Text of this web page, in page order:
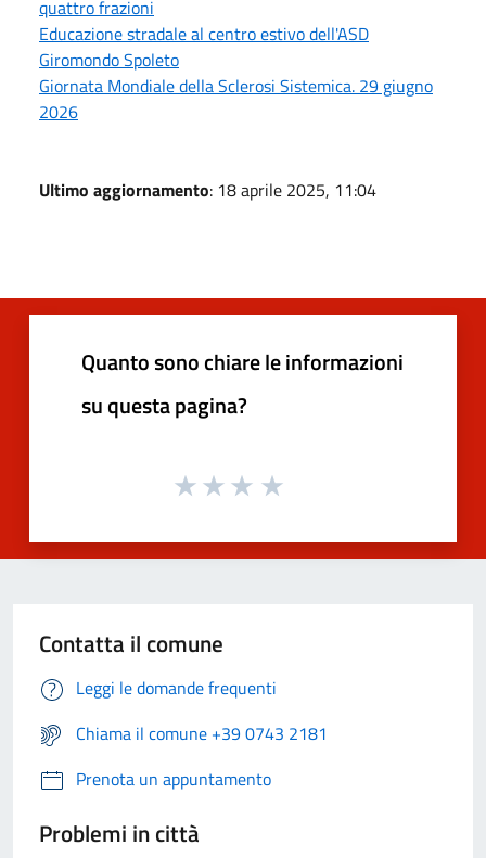
quattro frazioni
Educazione stradale al centro estivo dell'ASD
Giromondo Spoleto
Giornata Mondiale della Sclerosi Sistemica. 29 giugno
2026
Ultimo aggiornamento: 18 aprile 2025, 11:04
Quanto sono chiare le informazioni
su questa pagina?
Contatta il comune
Leggi le domande frequenti
Chiama il comune +39 0743 2181
Prenota un appuntamento
Problemi in città